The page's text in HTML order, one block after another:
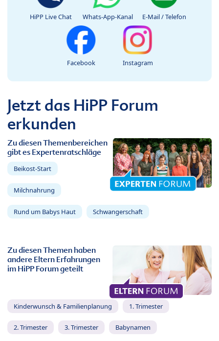
HiPP Live Chat Whats-App-Kanal E-Mail / Telefon
Facebook Instagram
Jetzt das HiPP Forum
erkunden
Zu diesen Themenbereichen
gibt es Expertenratschläge
Beikost-Start
Milchnahrung
Rund um Babys Haut Schwangerschaft
Zu diesen Themen haben
andere Eltern Erfahrungen
im HiPP Forum geteilt
Kinderwunsch & Familienplanung 1. Trimester
2. Trimester 3. Trimester Babynamen